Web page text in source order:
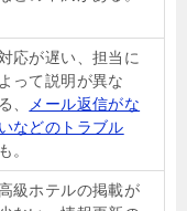
応が遅い、担当に
よって説明が異な
る、
メール返信がな
いなどのトラブル
も。
級ホテルの掲載が